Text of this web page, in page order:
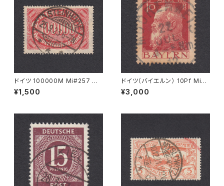
ドイツ 100000M Mi#257 使
用済み切手｜STEINHUDE 25.
9.1923
¥1,500
ドイツ（バイエルン） 10Pf Mi#7
8 使用済み切手｜MOORENW
EIS 22.JUL.1912
¥3,000